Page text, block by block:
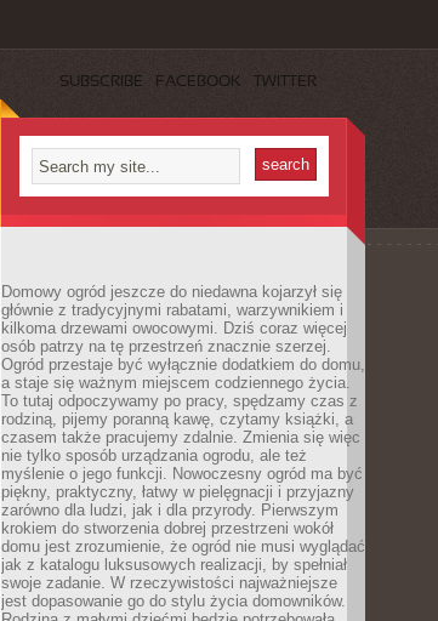
SUBSCRIBE FACEBOOK TWITTER
Domowy ogród jeszcze do niedawna kojarzył się
głównie z tradycyjnymi rabatami, warzywnikiem i
kilkoma drzewami owocowymi. Dziś coraz więcej
osób patrzy na tę przestrzeń znacznie szerzej.
Ogród przestaje być wyłącznie dodatkiem do domu,
a staje się ważnym miejscem codziennego życia.
To tutaj odpoczywamy po pracy, spędzamy czas z
rodziną, pijemy poranną kawę, czytamy książki, a
czasem także pracujemy zdalnie. Zmienia się więc
nie tylko sposób urządzania ogrodu, ale też
myślenie o jego funkcji. Nowoczesny ogród ma być
piękny, praktyczny, łatwy w pielęgnacji i przyjazny
zarówno dla ludzi, jak i dla przyrody. Pierwszym
krokiem do stworzenia dobrej przestrzeni wokół
domu jest zrozumienie, że ogród nie musi wyglądać
jak z katalogu luksusowych realizacji, by spełniał
swoje zadanie. W rzeczywistości najważniejsze
jest dopasowanie go do stylu życia domowników.